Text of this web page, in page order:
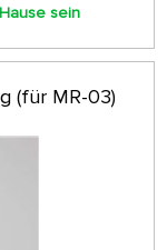
sein
(für MR-03)